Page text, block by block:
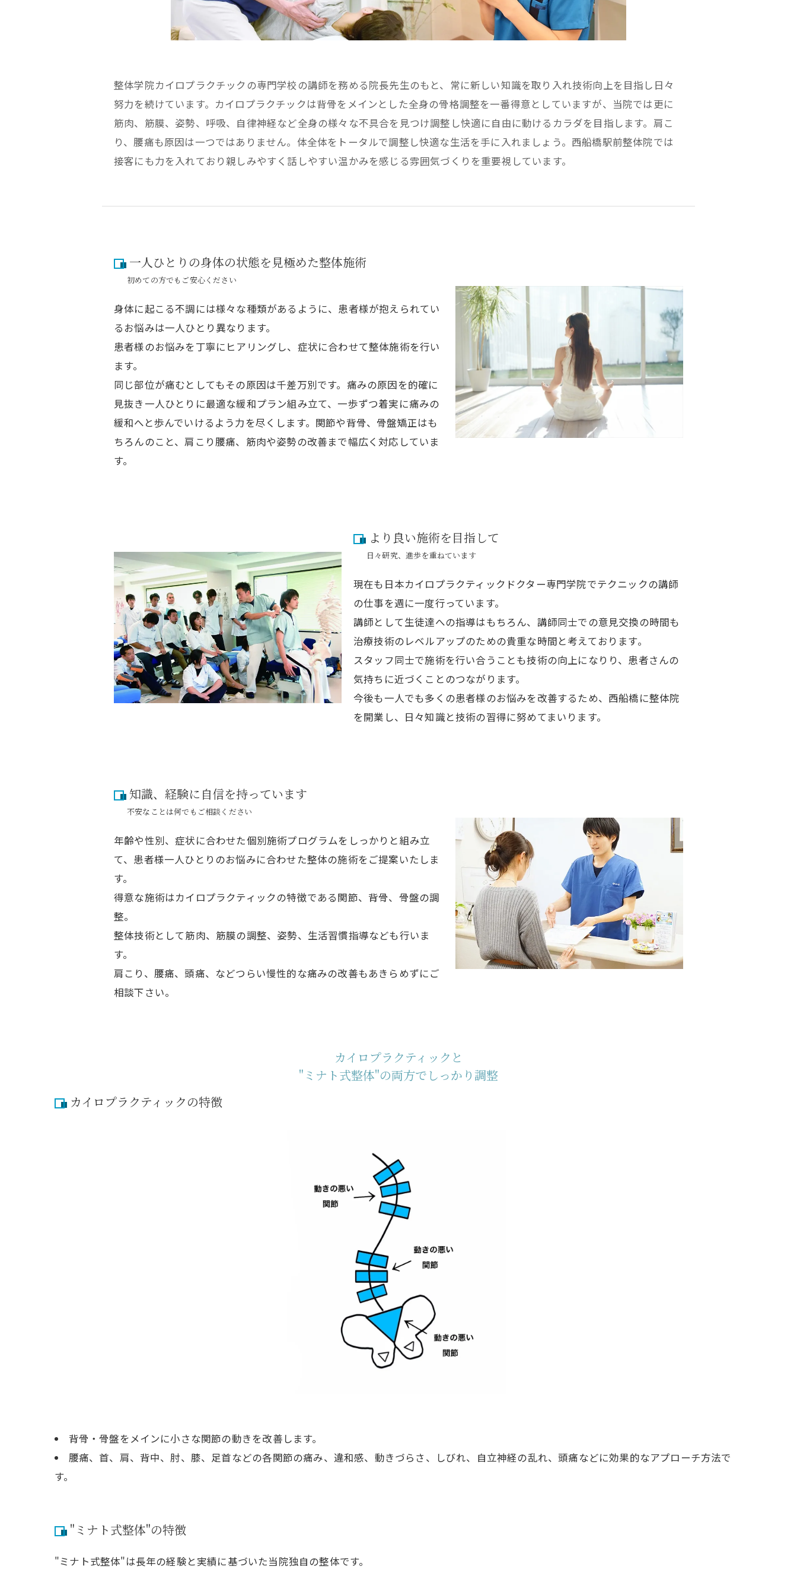
整体学院カイロプラクチックの専門学校の講師を務める院長先生のもと、常に新しい知識を取り入れ技術向上を目指し日々
努力を続けています。カイロプラクチックは背骨をメインとした全身の骨格調整を一番得意としていますが、当院では更に
筋肉、筋膜、姿勢、呼吸、自律神経など全身の様々な不具合を見つけ調整し快適に自由に動けるカラダを目指します。肩こ
り、腰痛も原因は一つではありません。体全体をトータルで調整し快適な生活を手に入れましょう。西船橋駅前整体院では
接客にも力を入れており親しみやすく話しやすい温かみを感じる雰囲気づくりを重要視しています。
一人ひとりの身体の状態を見極めた整体施術
初めての方でもご安心ください
身体に起こる不調には様々な種類があるように、患者様が抱えられてい
るお悩みは一人ひとり異なります。
患者様のお悩みを丁寧にヒアリングし、症状に合わせて整体施術を行い
ます。
同じ部位が痛むとしてもその原因は千差万別です。痛みの原因を的確に
見抜き一人ひとりに最適な緩和プラン組み立て、一歩ずつ着実に痛みの
緩和へと歩んでいけるよう力を尽くします。関節や背骨、骨盤矯正はも
ちろんのこと、肩こり腰痛、筋肉や姿勢の改善まで幅広く対応していま
す。
より良い施術を目指して
日々研究、進歩を重ねています
現在も日本カイロプラクティックドクター専門学院でテクニックの講師
の仕事を週に一度行っています。
講師として生徒達への指導はもちろん、講師同士での意見交換の時間も
治療技術のレベルアップのための貴重な時間と考えております。
スタッフ同士で施術を行い合うことも技術の向上になりり、患者さんの
気持ちに近づくことのつながります。
今後も一人でも多くの患者様のお悩みを改善するため、西船橋に整体院
を開業し、日々知識と技術の習得に努めてまいります。
知識、経験に自信を持っています
不安なことは何でもご相談ください
年齢や性別、症状に合わせた個別施術プログラムをしっかりと組み立
て、患者様一人ひとりのお悩みに合わせた整体の施術をご提案いたしま
す。
得意な施術はカイロプラクティックの特徴である関節、背骨、骨盤の調
整。
整体技術として筋肉、筋膜の調整、姿勢、生活習慣指導なども行いま
す。
肩こり、腰痛、頭痛、などつらい慢性的な痛みの改善もあきらめずにご
相談下さい。
カイロプラクティックと
"ミナト式整体"の両方でしっかり調整
カイロプラクティックの特徴
背骨・骨盤をメインに小さな関節の動きを改善します。
腰痛、首、肩、背中、肘、膝、足首などの各関節の痛み、違和感、動きづらさ、しびれ、自立神経の乱れ、頭痛などに効果的なアプローチ方法で
す。
"ミナト式整体"の特徴
"ミナト式整体"は長年の経験と実績に基づいた当院独自の整体です。